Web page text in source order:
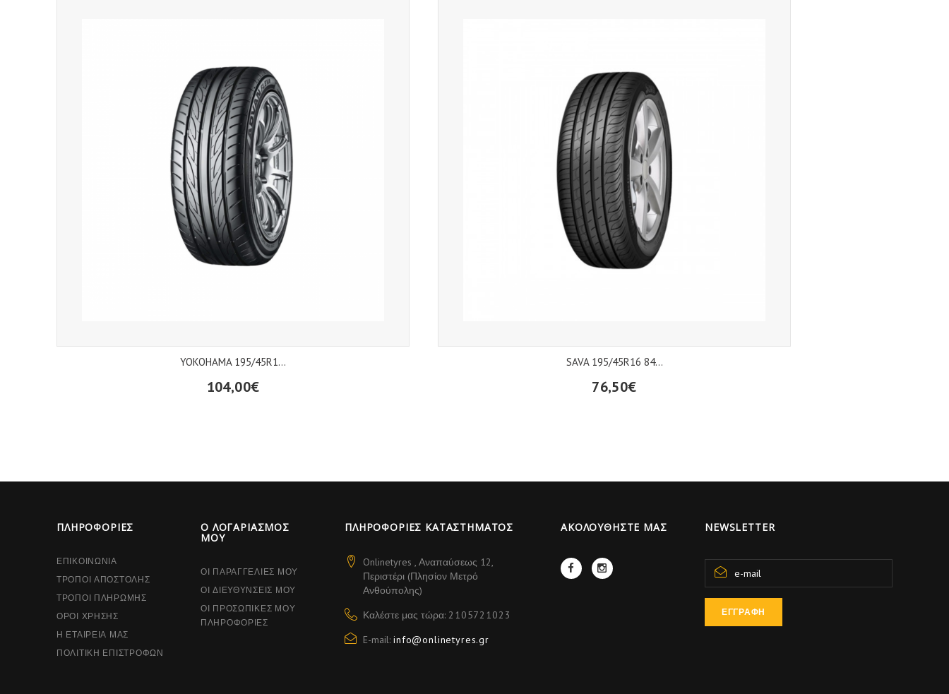
YOKOHAMA 195/45R1...
104,00€
SAVA 195/45R16 84...
76,50€
ΠΛΗΡΟΦΟΡΊΕΣ
ΕΠΙΚΟΙΝΩΝΊΑ
ΤΡΌΠΟΙ ΑΠΟΣΤΟΛΉΣ
ΤΡΌΠΟΙ ΠΛΗΡΩΜΉΣ
ΌΡΟΙ ΧΡΉΣΗΣ
Η ΕΤΑΙΡΕΊΑ ΜΑΣ
ΠΟΛΙΤΙΚΉ ΕΠΙΣΤΡΟΦΏΝ
Ο ΛΟΓΑΡΙΑΣΜΌΣ
ΜΟΥ
ΟΙ ΠΑΡΑΓΓΕΛΊΕΣ ΜΟΥ
ΟΙ ΔΙΕΥΘΎΝΣΕΙΣ ΜΟΥ
ΟΙ ΠΡΟΣΩΠΙΚΈΣ ΜΟΥ
ΠΛΗΡΟΦΟΡΊΕΣ
ΠΛΗΡΟΦΟΡΊΕΣ ΚΑΤΑΣΤΉΜΑΤΟΣ
Onlinetyres , Αναπαύσεως 12,
Περιστέρι (Πλησίον Μετρό
Ανθούπολης)
Καλέστε μας τώρα: 2105721023
E-mail: info@onlinetyres.gr
AΚΟΛΟΥΘΉΣΤΕ ΜΑΣ NEWSLETTER
ΕΓΓΡΑΦΗ